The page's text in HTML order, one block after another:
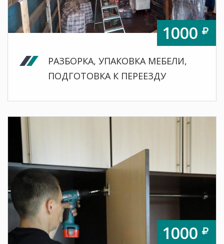
1000
РАЗБОРКА, УПАКОВКА МЕБЕЛИ,
ПОДГОТОВКА К ПЕРЕЕЗДУ
1000